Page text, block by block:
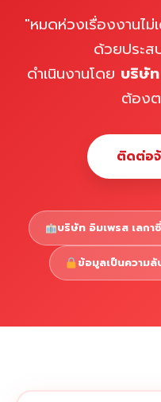
Copyright © 2026 รั
"หมดห่วงเรื่องงานไ
ด้วยประ
ดำเนินงานโดย บริษั
ต้อง
ติดต่อ
บริษัท อิมเพรส เลกา
ข้อมูลเป็นความลั